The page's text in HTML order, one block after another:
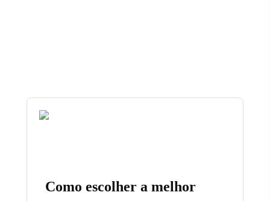
Como escolher a melhor